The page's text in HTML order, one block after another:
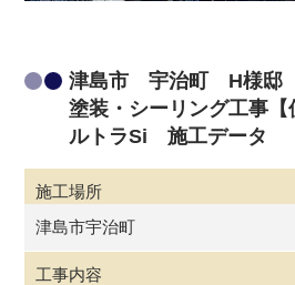
津島市 宇治町 H様邸
塗装・シーリング工事
ルトラSi 施工データ
施工場所
津島市宇治町
工事内容